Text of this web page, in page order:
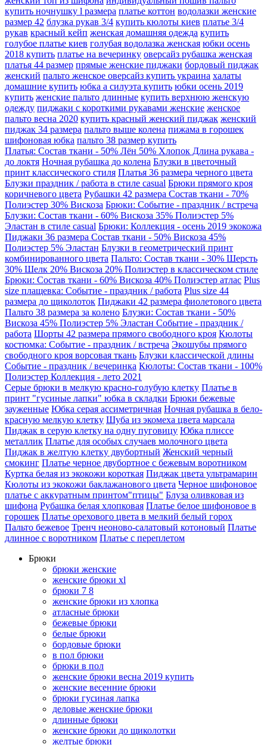
купить ночнушку l размера платье коттон водолазки женские
размер 42 блузка рукав 3/4 купить кюлоты киев платье 3/4
рукав красный кейп женская домашняя одежда купить
голубое платье киев голубая водолазка женская юбки осень
2018 купить платье на вечеринку оверсайз рубашка женская
платья 44 размер прямые женские пиджаки бордовый пиджак
женский пальто женское оверсайз купить украина халаты
домашние купить юбка а силуэта купить юбки осень 2019
купить женские пальто длинные купить верхнюю женскую
одежду пиджаки с короткими рукавами женские женское
пальто весна 2020 купить красный женский пиджак женский
пиджак 34 размера пальто выше колена пижама в горошек
шифоновая юбка пальто 38 размер купить
Платья: Состав ткани - 50% Лён 50% Хлопок Длина рукава -
до локтя Ночная рубашка до колена Блузки в цветочный
принт классического стиля Платья 36 размера черного цвета
Блузки праздник / работа в стиле casual Брюки прямого кроя
коричневого цвета Рубашки 42 размера Состав ткани - 70%
Полиэстер 30% Вискоза Брюки: Событие - праздник / встреча
Блузки: Состав ткани - 60% Вискоза 35% Полиэстер 5%
Эластан в стиле casual Брюки: Коллекция - осень 2019 экокожа
Пиджаки 36 размера Состав ткани - 50% Вискоза 45%
Полиэстер 5% Эластан Блузки в геометрический принт
комбинированного цвета Пальто: Состав ткани - 30% Шерсть
30% Шелк 20% Вискоза 20% Полиэстер в классическом стиле
Брюки: Состав ткани - 60% Вискоза 40% Полиэстер атлас Plus
size плащевка: Событие - праздник / работа Plus size 44
размера до щиколоток Пиджаки 42 размера фиолетового цвета
Пальто 38 размера за колено Блузки: Состав ткани - 50%
Вискоза 45% Полиэстер 5% Эластан Событие - праздник /
работа Шорты 42 размера прямого свободного кроя Кюлоты
костюмка: Событие - праздник / встреча Экошубы прямого
свободного кроя ворсовая ткань Блузки классической длины
Событие - праздник / вечеринка Кюлоты: Состав ткани - 100%
Полиэстер Коллекция - лето 2021
Серые брюки в мелкую красно-голубую клетку Платье в
принт "гусиные лапки" юбка в складки Брюки бежевые
зауженные Юбка серая ассиметричная Ночная рубашка в бело-
красную мелкую клетку Шуба из экомеха цвета марсала
Пиджак в серую клетку на одну пуговицу Юбка плиссе
металлик Платье для особых случаев молочного цвета
Пиджак в желтую клетку двубортный Женский черный
смокинг Платье черное двубортное с бежевым воротником
Куртка белая из экокожи короткая Пиджак цвета ультрамарин
Кюлоты из экокожи баклажанового цвета Черное шифоновое
платье с аккуратным принтом"птицы" Блуза оливковая из
шифона Рубашка белая хлопковая Платье белое шифоновое в
горошек Платье орехового цвета в мелкий белый горох
Пальто бежевое Тренч неоново-салатовый котоновый Платье
длинное с воротником Платье с переплетом
Брюки
брюки женские
женские брюки xl
брюки 7 8
женские брюки из хлопка
атласные брюки
бежевые брюки
белые брюки
бордовые брюки
в пол брюки
брюки в пол
женские брюки весна 2019 купить
женские весенние брюки
брюки гусиная лапка
деловые женские брюки
длинные брюки
женские брюки до щиколотки
желтые брюки